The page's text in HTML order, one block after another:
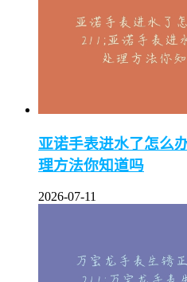
亚诺手表进水了怎么
理方法你知道吗
2026-07-11